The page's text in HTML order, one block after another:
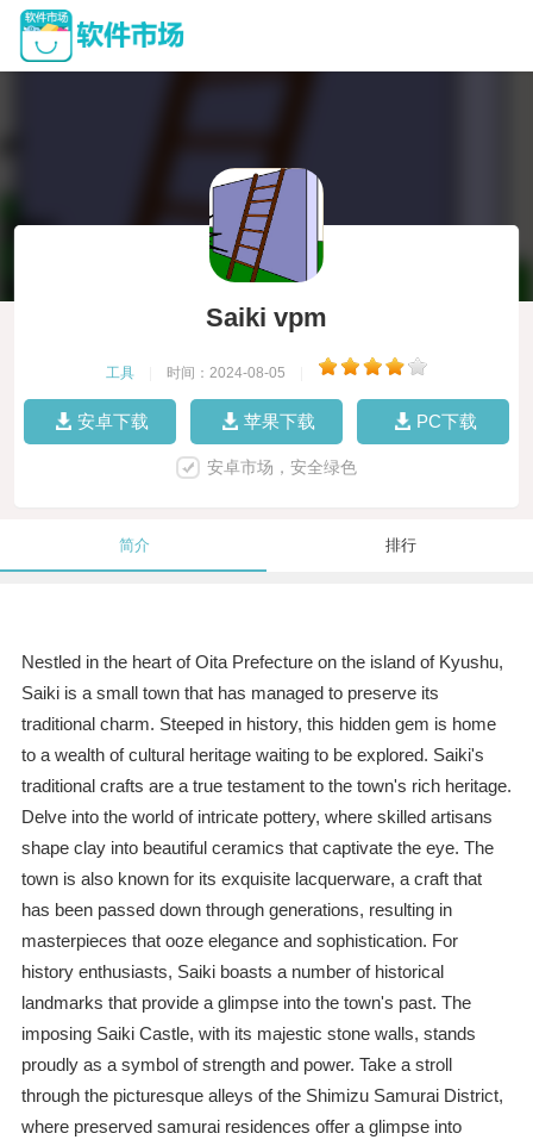
Saiki vpm
工具 时间：2024-08-05
安卓下载 苹果下载 PC下载
安卓市场，安全绿色
简介 排行
Nestled in the heart of Oita Prefecture on the island of Kyushu,
Saiki is a small town that has managed to preserve its
traditional charm. Steeped in history, this hidden gem is home
to a wealth of cultural heritage waiting to be explored. Saiki's
traditional crafts are a true testament to the town's rich heritage.
Delve into the world of intricate pottery, where skilled artisans
shape clay into beautiful ceramics that captivate the eye. The
town is also known for its exquisite lacquerware, a craft that
has been passed down through generations, resulting in
masterpieces that ooze elegance and sophistication. For
history enthusiasts, Saiki boasts a number of historical
landmarks that provide a glimpse into the town's past. The
imposing Saiki Castle, with its majestic stone walls, stands
proudly as a symbol of strength and power. Take a stroll
through the picturesque alleys of the Shimizu Samurai District,
where preserved samurai residences offer a glimpse into